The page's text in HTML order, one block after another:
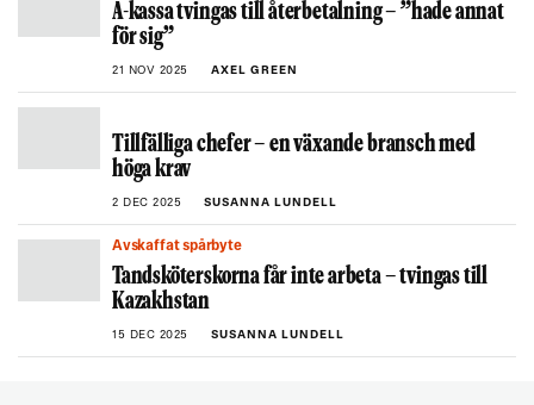
A-kassa tvingas till återbetalning – ”hade annat
för sig”
21 NOV 2025 AXEL GREEN
Tillfälliga chefer – en växande bransch med
höga krav
2 DEC 2025 SUSANNA LUNDELL
Avskaffat spårbyte
Tandsköterskorna får inte arbeta – tvingas till
Kazakhstan
15 DEC 2025 SUSANNA LUNDELL